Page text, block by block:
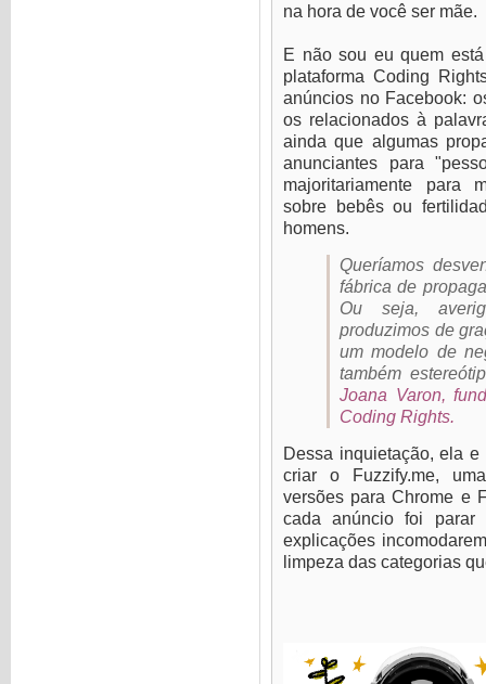
na hora de você ser mãe.
E não sou eu quem
plataforma Coding
anúncios no Facebook:
os relacionados à
ainda que algumas
anunciantes para
majoritariamente para
sobre bebês ou
homens.
Queríamos
fábrica de
Ou seja,
produzimos de
um modelo de
também
Joana Varon,
Coding Rights.
Dessa inquietação, ela
criar o Fuzzify.me,
versões para Chrome e
cada anúncio foi
explicações
limpeza das categorias